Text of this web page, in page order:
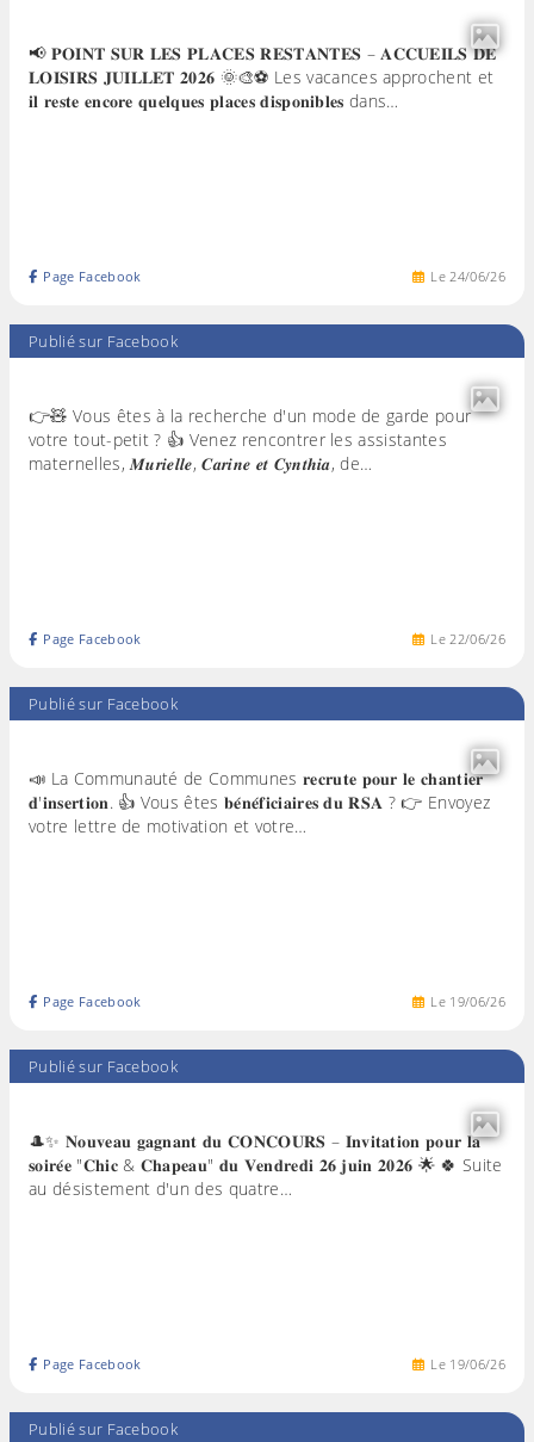
📢 𝐏𝐎𝐈𝐍𝐓 𝐒𝐔𝐑 𝐋𝐄𝐒 𝐏𝐋𝐀𝐂𝐄𝐒 𝐑𝐄𝐒𝐓𝐀𝐍𝐓𝐄𝐒 – 𝐀𝐂𝐂𝐔𝐄𝐈𝐋𝐒 𝐃𝐄
𝐋𝐎𝐈𝐒𝐈𝐑𝐒 𝐉𝐔𝐈𝐋𝐋𝐄𝐓 𝟐𝟎𝟐𝟔 🌞🎨⚽ Les vacances approchent et
𝐢𝐥 𝐫𝐞𝐬𝐭𝐞 𝐞𝐧𝐜𝐨𝐫𝐞 𝐪𝐮𝐞𝐥𝐪𝐮𝐞𝐬 𝐩𝐥𝐚𝐜𝐞𝐬 𝐝𝐢𝐬𝐩𝐨𝐧𝐢𝐛𝐥𝐞𝐬 dans…
Le24/06/26
Page Facebook
Publié sur Facebook
👉🧸 Vous êtes à la recherche d'un mode de garde pour
votre tout-petit ? 👍 Venez rencontrer les assistantes
maternelles, 𝑴𝒖𝒓𝒊𝒆𝒍𝒍𝒆, 𝑪𝒂𝒓𝒊𝒏𝒆 𝒆𝒕 𝑪𝒚𝒏𝒕𝒉𝒊𝒂, de…
Le22/06/26
Page Facebook
Publié sur Facebook
📣 La Communauté de Communes 𝐫𝐞𝐜𝐫𝐮𝐭𝐞 𝐩𝐨𝐮𝐫 𝐥𝐞 𝐜𝐡𝐚𝐧𝐭𝐢𝐞𝐫
𝐝'𝐢𝐧𝐬𝐞𝐫𝐭𝐢𝐨𝐧. 👍 Vous êtes 𝐛𝐞́𝐧𝐞́𝐟𝐢𝐜𝐢𝐚𝐢𝐫𝐞𝐬 𝐝𝐮 𝐑𝐒𝐀 ? 👉 Envoyez
votre lettre de motivation et votre…
Le 19/06/26
Page Facebook
Publié sur Facebook
🎩✨ 𝐍𝐨𝐮𝐯𝐞𝐚𝐮 𝐠𝐚𝐠𝐧𝐚𝐧𝐭 𝐝𝐮 𝐂𝐎𝐍𝐂𝐎𝐔𝐑𝐒 – 𝐈𝐧𝐯𝐢𝐭𝐚𝐭𝐢𝐨𝐧 𝐩𝐨𝐮𝐫 𝐥𝐚
𝐬𝐨𝐢𝐫𝐞́𝐞 "𝐂𝐡𝐢𝐜 & 𝐂𝐡𝐚𝐩𝐞𝐚𝐮" 𝐝𝐮 𝐕𝐞𝐧𝐝𝐫𝐞𝐝𝐢 𝟐𝟔 𝐣𝐮𝐢𝐧 𝟐𝟎𝟐𝟔 🌟 🍀 Suite
au désistement d'un des quatre…
Le 19/06/26
Page Facebook
Publié sur Facebook